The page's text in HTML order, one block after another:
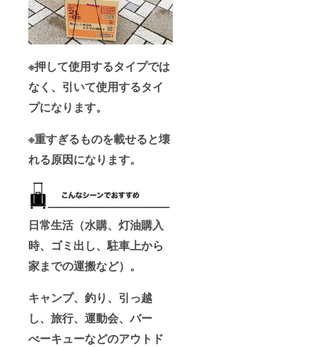
※押して使用するタイプでは
なく、引いて使用するタイ
プになります。
※重すぎるものを載せると壊
れる原因になります。
日常生活（水購、灯油購入
時、ゴミ出し、駐車上から
家までの運搬など）。
キャンプ、釣り、引っ越
し、旅行、運動会、バー
べーキューなどのアウトド